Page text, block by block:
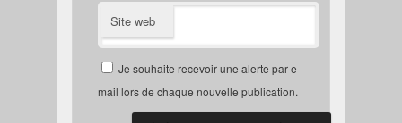
Site web
Je souhaite recevoir une alerte par e-
mail lors de chaque nouvelle publication.